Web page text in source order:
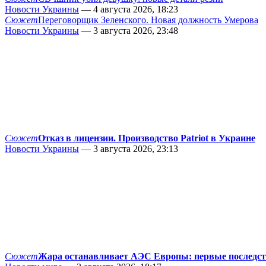
Новости Украины — 4 августа 2026, 18:23
СюжетПереговорщик Зеленского. Новая должность Умерова
Новости Украины — 3 августа 2026, 23:48
СюжетОтказ в лицензии. Производство Patriot в Украине
Новости Украины — 3 августа 2026, 23:13
СюжетЖара останавливает АЭС Европы: первые